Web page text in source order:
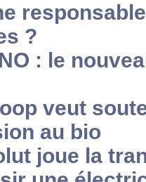
?
: le
veut
au bio
joue la